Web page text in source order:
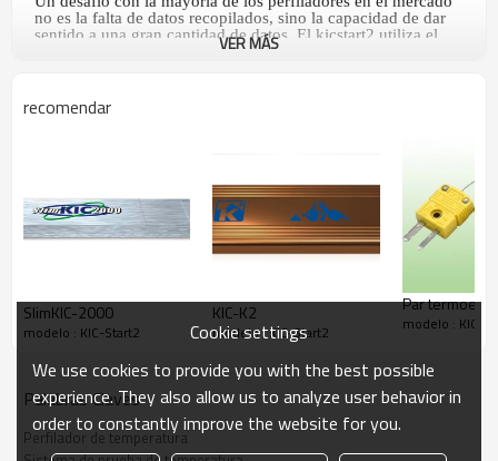
no es la falta de datos recopilados, sino la capacidad de dar
sentido a una gran cantidad de datos. El kicstart2 utiliza el
poderoso concepto PWI (Índice de ventana de proceso) de
± 0.5C
Resolución:
Variable 0.3C a 0.1C
Temperatura de funcionamiento interno:
0C a 105C
0.1 a 10 lecturas / seg
USB 2.0 (Std-A / Mini-B)
Compatibilidad de termopar:
Tipo K, estándar
Unidad de 6 canales:
Rango de temperatura:
-150C a 1050C
Capacidad de la computadora:
ordenador personal
Requerimientos de energía:
Pila alcalina de 9V
Dimensiones: Unidad de 6 canales:
(Largo x ancho x alto
VER MÁS
recomendar
SlimKIC-2000
modelo : KIC-Start2
KIC-K2
modelo : KIC-Start2
Par
modelo : KIC-
Palabras Claves
Perfilador de temperatura
Cookie settings
We use cookies to provide you with the best possible
experience. They also allow us to analyze user behavior in
order to constantly improve the website for you.